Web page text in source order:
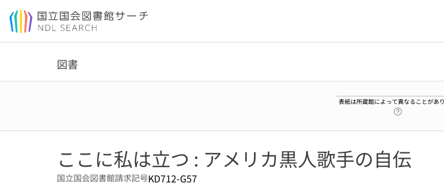
本文へ移動
図書
表紙は所蔵館によって異なることがあ
ここに私は立つ : アメリカ黒人歌手の自伝
国立国会図書館請求記号KD712-G57